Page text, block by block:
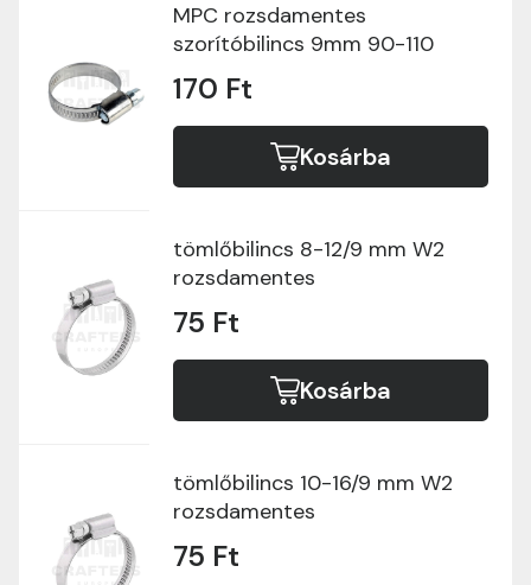
MPC rozsdamentes
szorítóbilincs 9mm 90-110
170 Ft
Kosárba
tömlőbilincs 8-12/9 mm W2
rozsdamentes
75 Ft
Kosárba
tömlőbilincs 10-16/9 mm W2
rozsdamentes
75 Ft